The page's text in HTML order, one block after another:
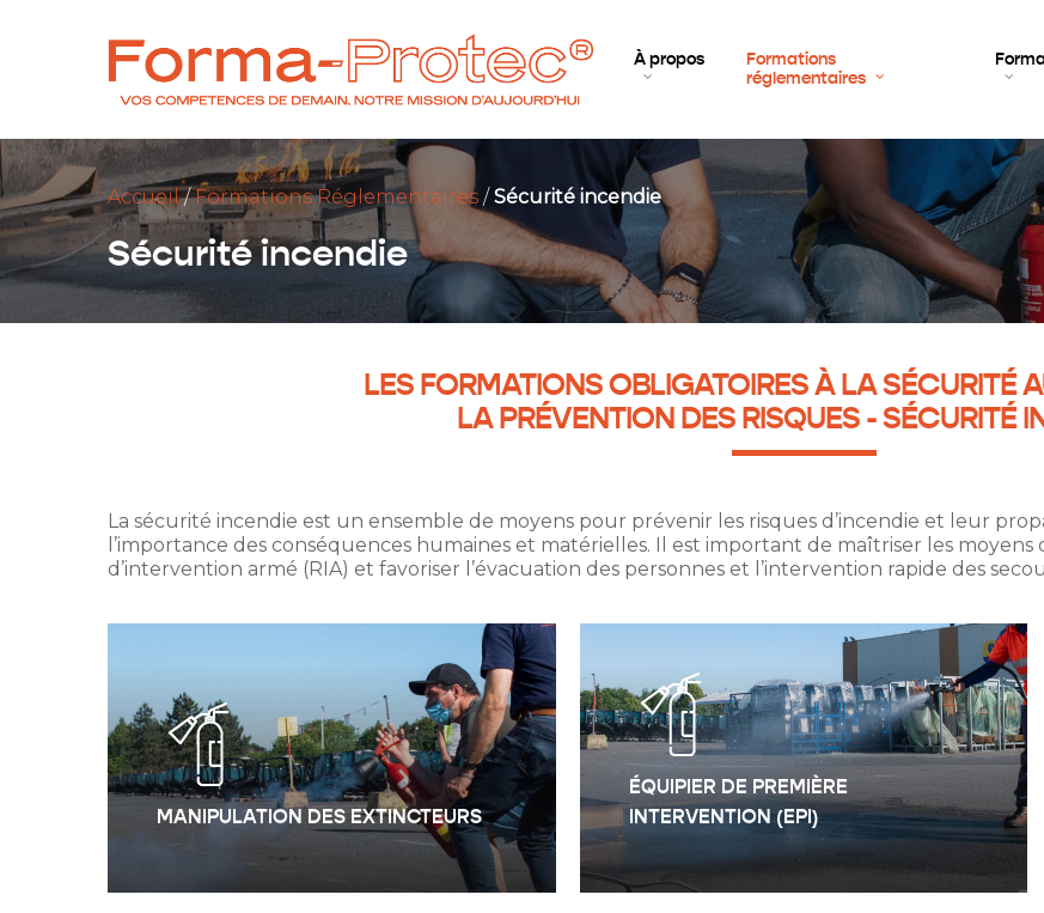
À propos
Formations
réglementaires
Accueil/Formations Réglementaires /Sécurité incendie
Sécurité incendie
LES FORMATIONS OBLIGATOIRES À LA SÉCURITÉ
LA PRÉVENTION DES RISQUES - SÉCURITÉ
La sécurité incendie est un ensemble de moyens pour prévenir les risques d’incendie et leur
l’importance des conséquences humaines et matérielles. Il est important de maîtriser les
d’intervention armé (RIA) et favoriser l’évacuation des personnes et l’intervention rapide des
MANIPULATION DES EXTINCTEURS
ÉQUIPIER DE PREMIÈRE
INTERVENTION (EPI)